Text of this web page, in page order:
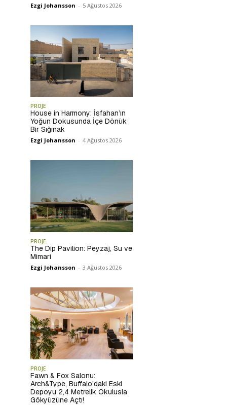
Ezgi Johansson - 5 Ağustos 2026
PROJE
House in Harmony: İsfahan’ın
Yoğun Dokusunda İçe Dönük
Bir Sığınak
Ezgi Johansson - 4 Ağustos 2026
PROJE
The Dip Pavilion: Peyzaj, Su ve
Mimari
Ezgi Johansson - 3 Ağustos 2026
PROJE
Fawn & Fox Salonu:
Arch&Type, Buffalo’daki Eski
Depoyu 2,4 Metrelik Okulusla
Gökyüzüne Açtı!